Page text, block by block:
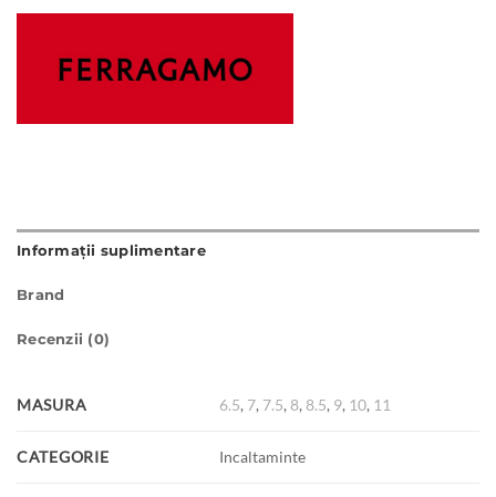
Informații suplimentare
Brand
Recenzii (0)
MASURA 6.5, 7, 7.5, 8, 8.5, 9, 10, 11
CATEGORIE Incaltaminte